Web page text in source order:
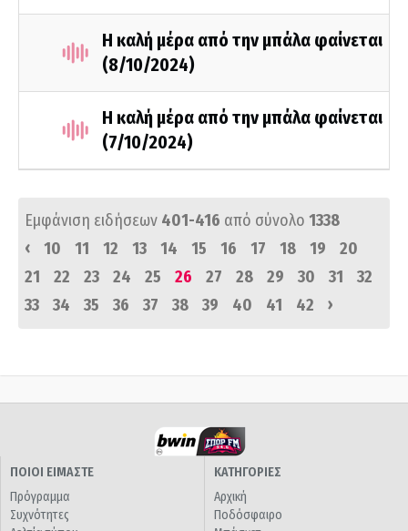
Η καλή μέρα από την μπάλα φαίνεται
(8/10/2024)
Η καλή μέρα από την μπάλα φαίνεται
(7/10/2024)
Εμφάνιση ειδήσεων 401-416 από σύνολο 1338
‹
10 11 12 13 14 15 16 17 18 19
20
21
22 23 24 25 26 27 28 29 30 31
32
33
34 35 36 37 38 39 40 41 42 ›
ΠΟΙΟΙ ΕΙΜΑΣΤΕ
Πρόγραμμα
Συχνότητες
ΚΑΤΗΓΟΡΙΕΣ
Αρχική
Ποδόσφαιρο